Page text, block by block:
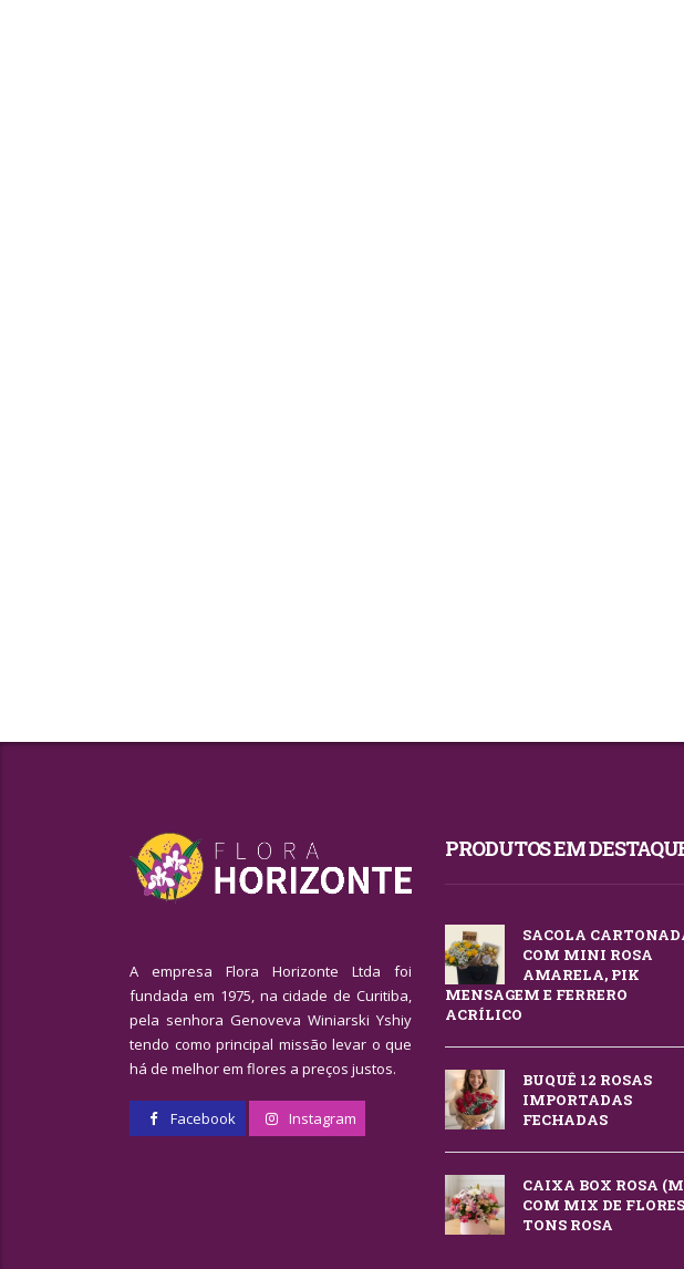
A empresa Flora Horizonte Ltda foi
fundada em 1975, na cidade de Curitiba,
pela senhora Genoveva Winiarski Yshiy
tendo como principal missão levar o que
há de melhor em flores a preços justos.
Facebook Instagram
PRODUTOS EM
SACOLA
COM MINI ROSA
AMARELA, PIK
MENSAGEM E FERRERO
ACRÍLICO
BUQUÊ 12 ROSAS
IMPORTADAS
FECHADAS
CAIXA BOX ROSA
COM MIX DE FLORES
TONS ROSA